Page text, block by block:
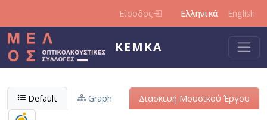
Είσοδος Ελληνικά English
ΚΕΜΚΑ
Default Graph Διασκευή Μουσικού Έργου